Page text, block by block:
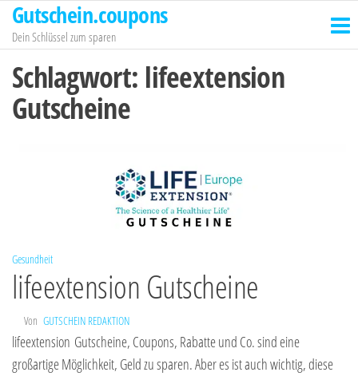
Zum
Inhalt
springen
Gutschein.coupons
Dein Schlüssel zum sparen
Schlagwort: lifeextension
Gutscheine
Gesundheit
lifeextension Gutscheine
Von GUTSCHEIN REDAKTION
lifeextension Gutscheine, Coupons, Rabatte und Co. sind eine
großartige Möglichkeit, Geld zu sparen. Aber es ist auch wichtig, diese